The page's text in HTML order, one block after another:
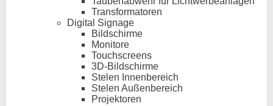
Transformatoren
Digital Signage
Bildschirme
Monitore
Touchscreens
3D-Bildschirme
Stelen Innenbereich
Stelen Außenbereich
Projektoren